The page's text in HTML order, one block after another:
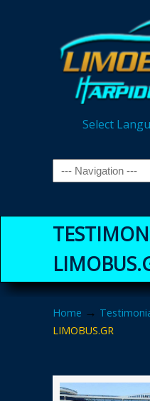
Select
Navigation
Home →
LIMOBUS.GR